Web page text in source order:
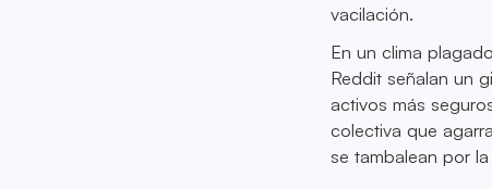
vacilación.
En un clima
Reddit señalan un
activos más
colectiva que
se tambalean por